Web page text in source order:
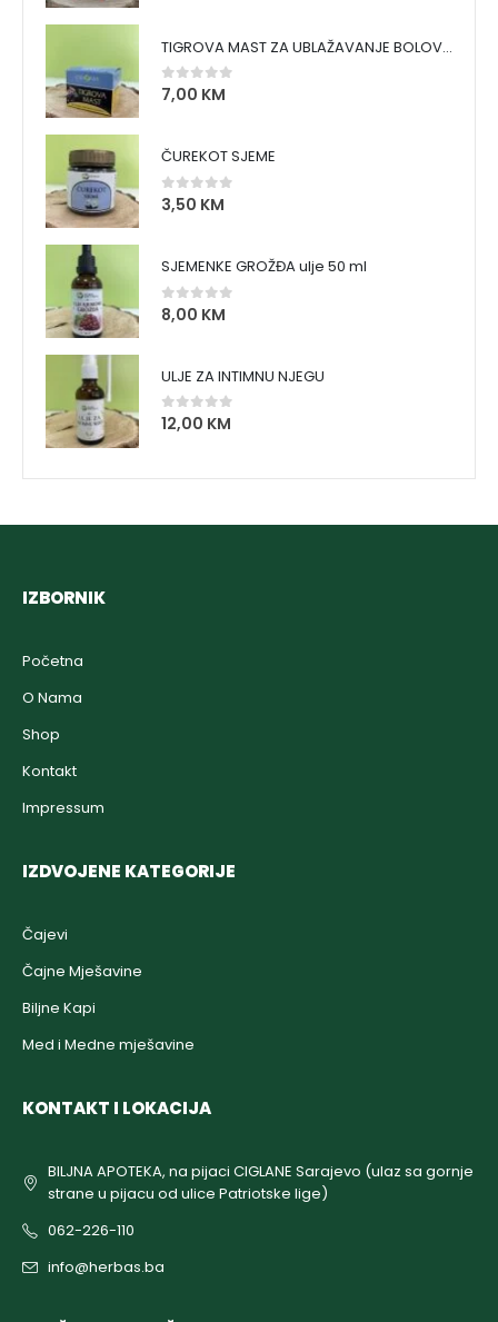
TIGROVA MAST ZA UBLAŽAVANJE BOLOVA I ZAGRIJAVANJE MIŠIĆA
0 out of 5
7,00 KM
ČUREKOT SJEME
0 out of 5
3,50 KM
SJEMENKE GROŽĐA ulje 50 ml
0 out of 5
8,00 KM
ULJE ZA INTIMNU NJEGU
0out of 5
12,00 KM
IZBORNIK
Početna
O Nama
Shop
Kontakt
Impressum
IZDVOJENE KATEGORIJE
Čajevi
Čajne Mješavine
Biljne Kapi
Med i Medne mješavine
KONTAKT I LOKACIJA
BILJNA APOTEKA, na pijaci CIGLANE Sarajevo (ulaz sa gornje
strane u pijacu od ulice Patriotske lige)
062-226-110
info@herbas.ba